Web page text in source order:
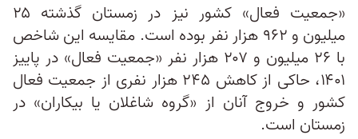
«جمعیت فعال» کشور نیز در زمستان گذشته ۲۵
میلیون و ۹۶۲ هزار نفر بوده است. مقایسه این شاخص
با ۲۶ میلیون و ۲۰۷ هزار نفر «جمعیت فعال» در پاییز
۱۴۰۱، حاکی از کاهش ۲۴۵ هزار نفری از جمعیت فعال
کشور و خروج آنان از «گروه شاغلان یا بیکاران» در
زمستان است.